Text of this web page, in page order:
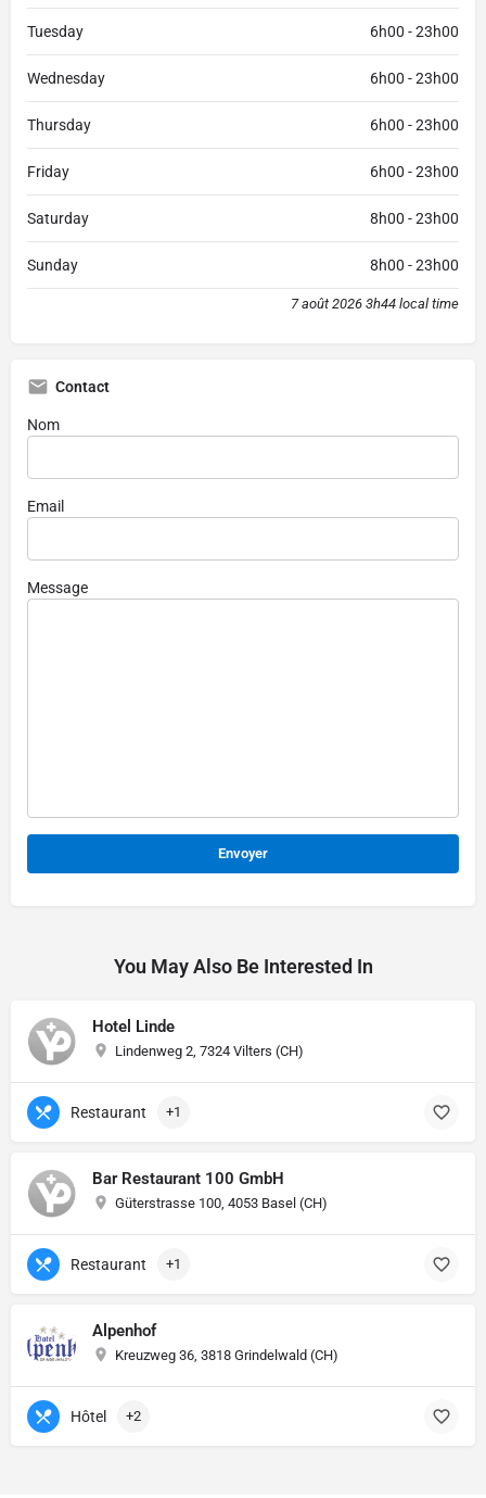
Tuesday 6h00 - 23h00
Wednesday 6h00 - 23h00
Thursday 6h00 - 23h00
Friday 6h00 - 23h00
Saturday 8h00 - 23h00
Sunday 8h00 - 23h00
7 août 2026 3h44 local time
Contact
Nom
Email
Message
You May Also Be Interested In
Hotel Linde
Lindenweg 2, 7324 Vilters (CH)
Restaurant +1
Bar Restaurant 100 GmbH
Güterstrasse 100, 4053 Basel (CH)
Restaurant +1
Alpenhof
Kreuzweg 36, 3818 Grindelwald (CH)
Hôtel +2